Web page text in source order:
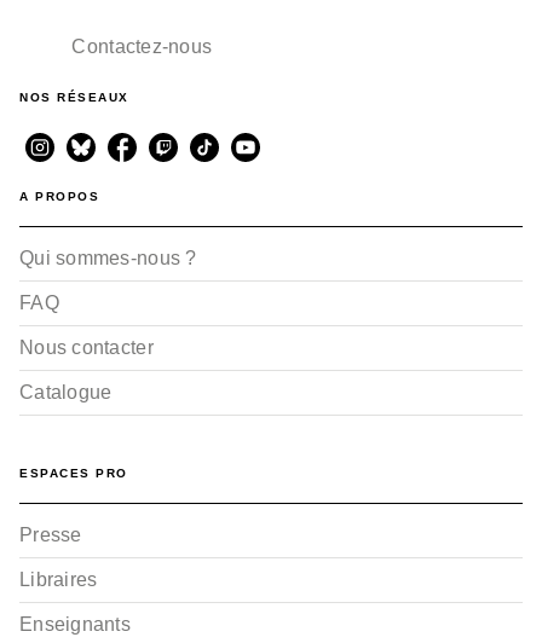
Contactez-nous
NOS RÉSEAUX
A PROPOS
Qui sommes-nous ?
FAQ
Nous contacter
Catalogue
ESPACES PRO
Presse
Libraires
Enseignants